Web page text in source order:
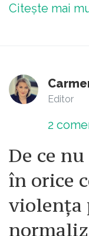
Citește mai
Editor
2
De ce
în orice
violența